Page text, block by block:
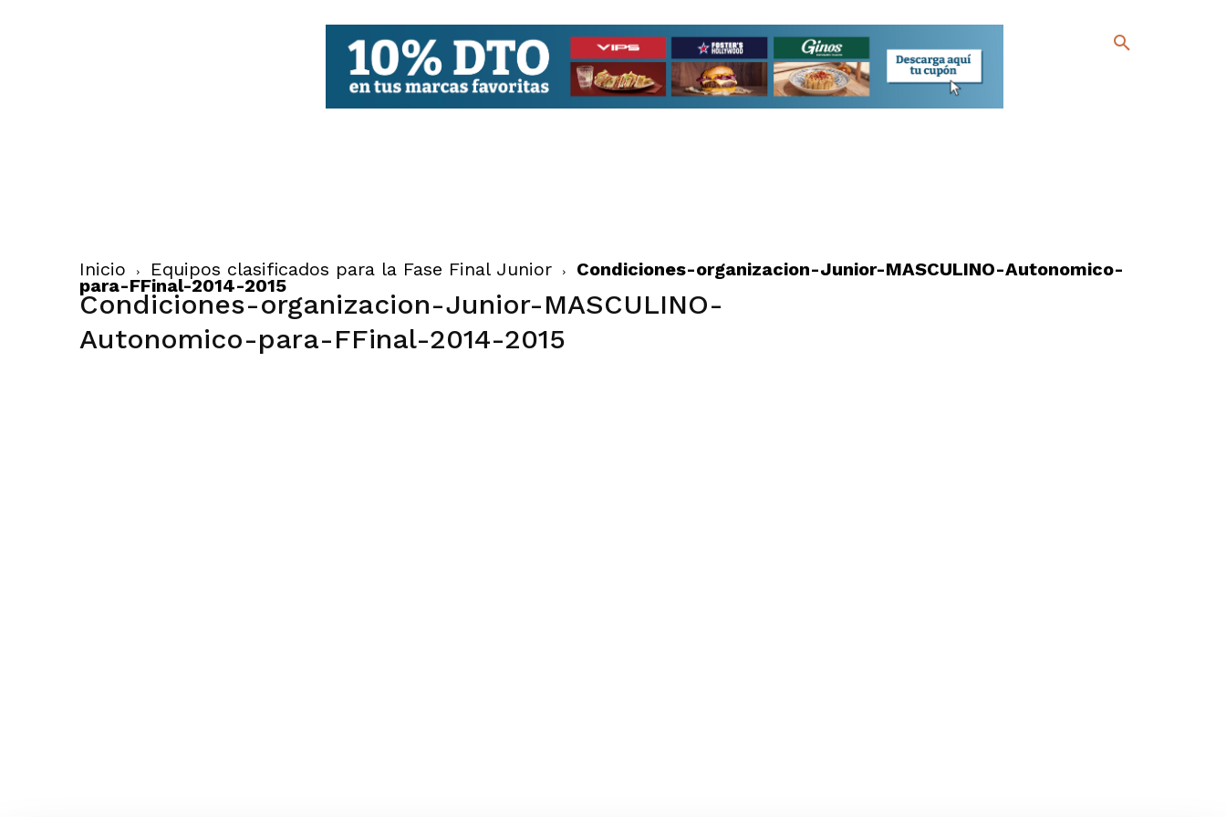
Inicio Equipos clasificados para la Fase Final Junior Condiciones-organizacion-Junior-MASCULINO-Autonomico-
para-FFinal-2014-2015
Condiciones-organizacion-Junior-MASCULINO-
Autonomico-para-FFinal-2014-2015